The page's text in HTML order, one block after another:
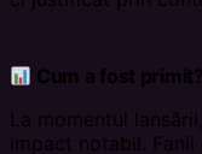
Cum a fost primit?
La momentul lansării,
impact notabil.